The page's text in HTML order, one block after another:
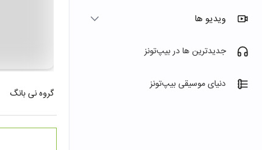
ویدیو ها
جدیدترین ها در بیپ‌تونز
دنیای موسیقی بیپ‌تونز
گروه نی بانگ